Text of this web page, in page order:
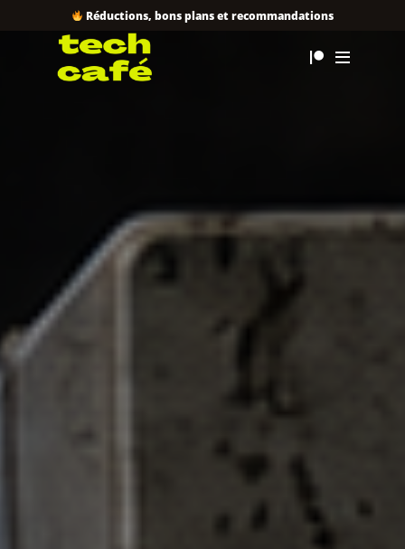
Réductions, bons plans et recommandations